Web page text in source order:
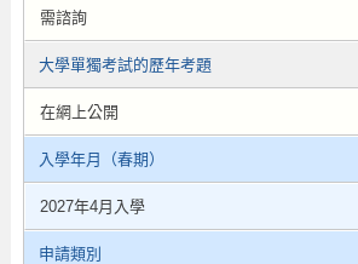
需諮詢
大學單獨考試的歷年考題
在網上公開
入學年月（春期）
2027年4月入學
申請類別